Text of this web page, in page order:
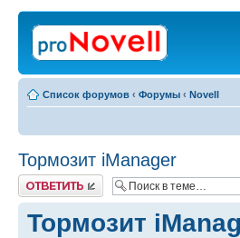
Список форумов ‹ Форумы ‹ Novell
Тормозит iManager
Ответить
Тормозит